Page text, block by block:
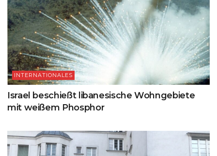
INTERNATIONALES
Israel beschießt libanesische Wohngebiete
mit weißem Phosphor